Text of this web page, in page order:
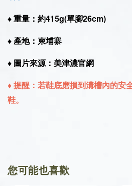
♦︎ 重量：約415g(單腳26cm)
♦︎ 產地：柬埔寨
♦︎ 圖片來源：美津濃官網
♦︎ 提醒：若鞋底磨損到溝槽內的安
鞋。
您可能也喜歡